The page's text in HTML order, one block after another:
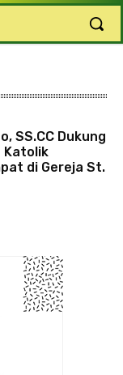
SS.CC Dukung
Katolik
di Gereja St.